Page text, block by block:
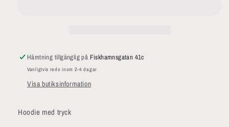
Hämtning tillgänglig på Fiskhamnsgatan 41c
Vanligtvis redo inom 2-4 dagar
Visa butiksinformation
Hoodie med tryck